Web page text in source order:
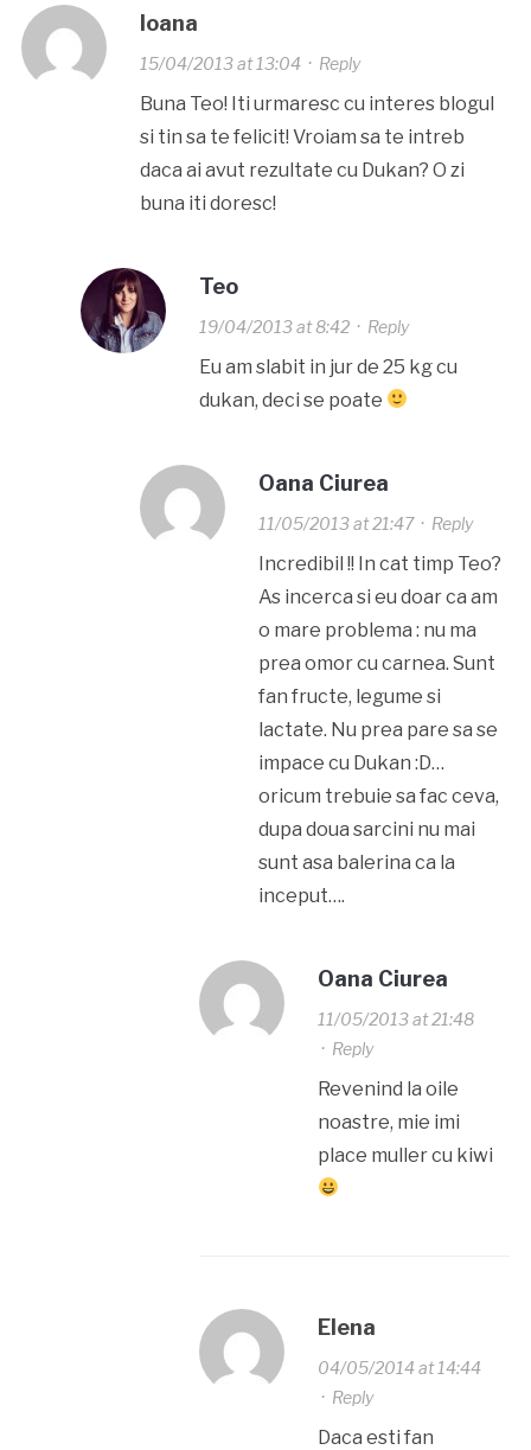
Ioana
15/04/2013 at 13:04· Reply
Buna Teo! Iti urmaresc cu interes blogul
si tin sa te felicit! Vroiam sa te intreb
daca ai avut rezultate cu Dukan? O zi
buna iti doresc!
Teo
19/04/2013 at 8:42· Reply
Eu am slabit in jur de 25 kg cu
dukan, deci se poate
Oana Ciurea
11/05/2013 at 21:47· Reply
Incredibil !! In cat timp Teo?
As incerca si eu doar ca am
o mare problema : nu ma
prea omor cu carnea. Sunt
fan fructe, legume si
lactate. Nu prea pare sa se
impace cu Dukan :D…
oricum trebuie sa fac ceva,
dupa doua sarcini nu mai
sunt asa balerina ca la
inceput….
Oana Ciurea
11/05/2013 at 21:48
· Reply
Revenind la oile
noastre, mie imi
place muller cu kiwi
Elena
04/05/2014 at 14:44
· Reply
Daca esti fan